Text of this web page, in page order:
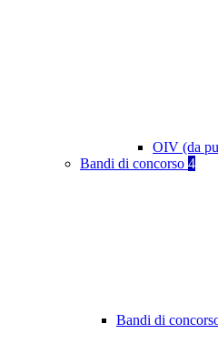
OIV (da
Bandi di concorso 4
Bandi di